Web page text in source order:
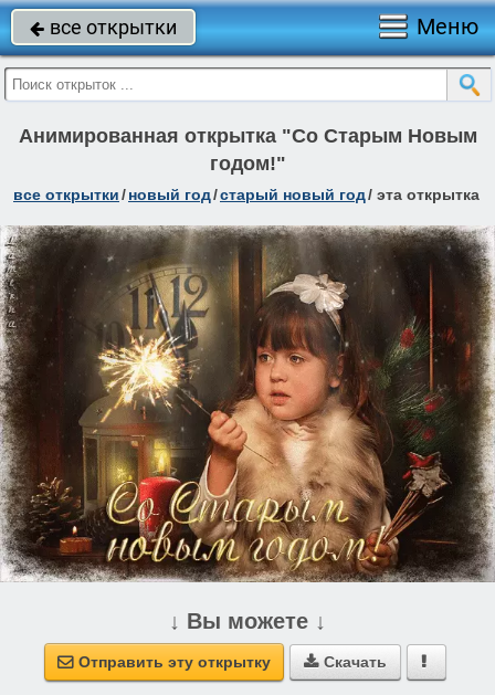
 все открытки Меню
Анимированная открытка "Со Старым Новым
годом!"
все открытки/новый год/старый новый год/ эта открытка
↓ Вы можете ↓
 Отправить эту открытку  Скачать 